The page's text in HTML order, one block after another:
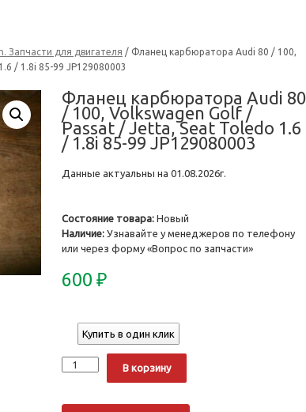
Запчасти для двигателя / Фланец карбюратора Audi 80 / 100,
/ 1.8i 85-99 JP129080003
Фланец карбюратора Audi 80
/ 100, Volkswagen Golf /
Passat / Jetta, Seat Toledo 1.6
/ 1.8i 85-99 JP129080003
Данные актуальны на 01.08.2026г.
Состояние товара: Новый
Наличие: Узнавайте у менеджеров по телефону
или через форму «Вопрос по запчасти»
600₽
Купить в один клик
Количество
В корзину